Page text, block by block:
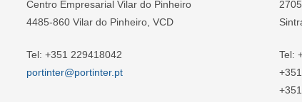
Centro Empresarial Vilar do Pinheiro
4485-860 Vilar do Pinheiro, VCD
Tel: +351 229418042
portinter@portinter.pt
Tel: